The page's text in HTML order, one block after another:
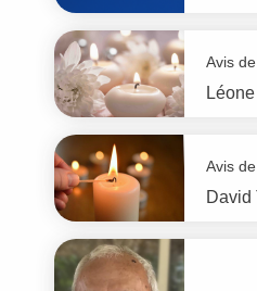
Avis
Léone
Avis
David